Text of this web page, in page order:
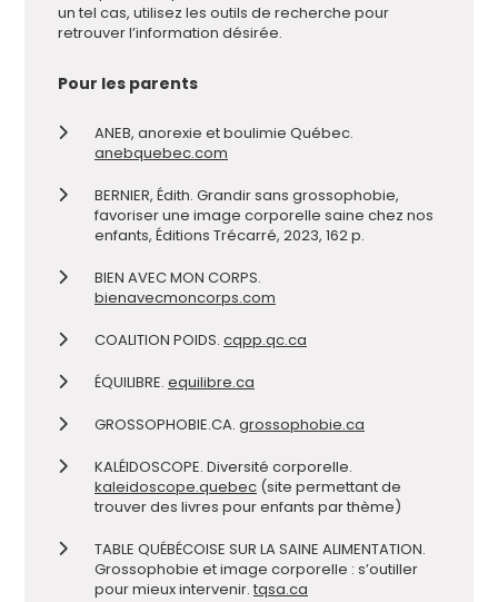
un tel cas, utilisez les outils de recherche pour
retrouver l’information désirée.
Pour les parents
ANEB, anorexie et boulimie Québec.
anebquebec.com
BERNIER, Édith. Grandir sans grossophobie,
favoriser une image corporelle saine chez nos
enfants, Éditions Trécarré, 2023, 162 p.
BIEN AVEC MON CORPS.
bienavecmoncorps.com
COALITION POIDS. cqpp.qc.ca
ÉQUILIBRE. equilibre.ca
GROSSOPHOBIE.CA. grossophobie.ca
KALÉIDOSCOPE. Diversité corporelle.
kaleidoscope.quebec (site permettant de
trouver des livres pour enfants par thème)
TABLE QUÉBÉCOISE SUR LA SAINE ALIMENTATION.
Grossophobie et image corporelle : s’outiller
pour mieux intervenir. tqsa.ca